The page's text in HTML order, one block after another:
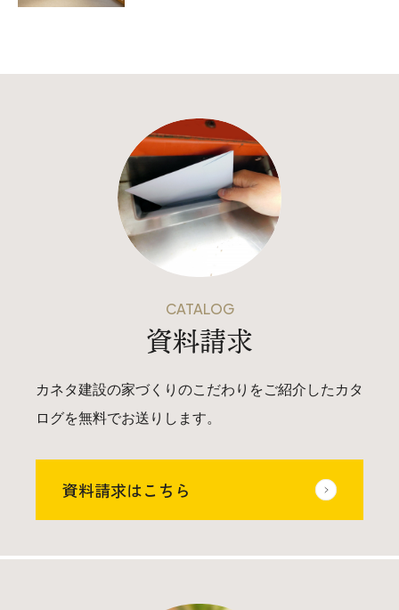
CATALOG
資料請求
カネタ建設の家づくりのこだわりをご紹介したカタ
ログを無料でお送りします。
資料請求はこちら